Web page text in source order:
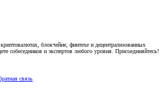
блокчейне, финтехе и децентрализованных
собеседников и экспертов любого уровня. Присоединяйтесь!
связь